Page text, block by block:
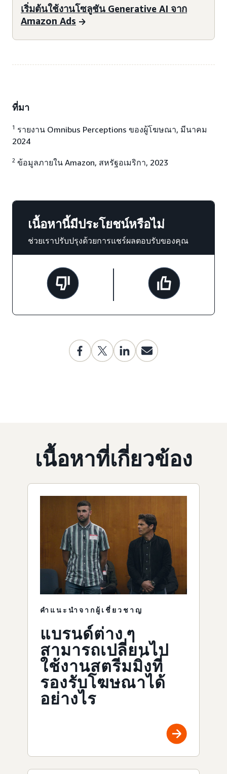
เริ่มต้นใช้งานโซลูชัน Generative AI จาก
Amazon Ads
ที่มา
1 รายงาน Omnibus Perceptions ของผู้โฆษณา, มีนาคม
2024
2 ข้อมูลภายใน Amazon, สหรัฐอเมริกา, 2023
เนื้อหานี้มีประโยชน์หรือไม่
ช่วยเราปรับปรุงด้วยการแชร์ผลตอบรับของคุณ
เนื้อหาที่เกี่ยวข้อง
คำแนะนำจากผู้เชี่ยวชาญ
แบรนด์ต่าง ๆ
สามารถเปลี่ยนไป
ใช้งานสตรีมมิ่งที่
รองรับโฆษณาได้
อย่างไร